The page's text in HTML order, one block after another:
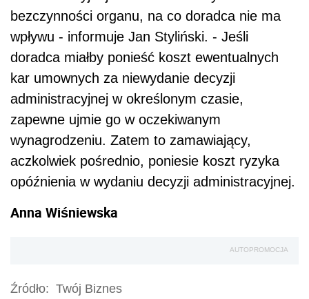
bezczynności organu, na co doradca nie ma
wpływu - informuje Jan Styliński. - Jeśli
doradca miałby ponieść koszt ewentualnych
kar umownych za niewydanie decyzji
administracyjnej w określonym czasie,
zapewne ujmie go w oczekiwanym
wynagrodzeniu. Zatem to zamawiający,
aczkolwiek pośrednio, poniesie koszt ryzyka
opóźnienia w wydaniu decyzji administracyjnej.
Anna Wiśniewska
AUTOPROMOCJA
Źródło: Twój Biznes